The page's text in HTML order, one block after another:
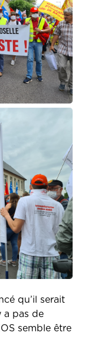
qu’il serait
a pas de
semble être